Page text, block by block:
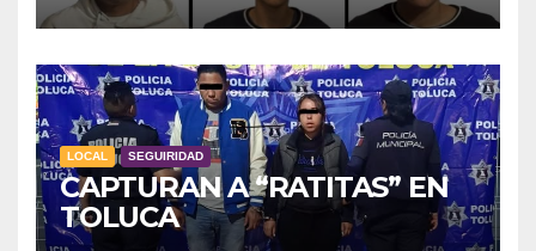
LOCAL SEGUIRIDAD
CAPTURAN A “RATITAS” EN
TOLUCA